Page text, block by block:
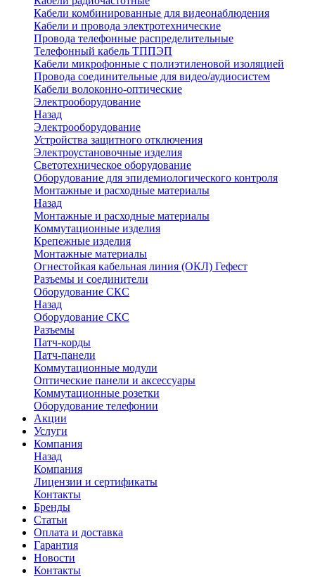
Кабели комбинированные для видеонаблюдения
Кабели и провода электротехнические
Провода телефонные распределительные
Телефонный кабель ТППЭП
Кабели микрофонные с полиэтиленовой изоляцией
Провода соединительные для видео/аудиосистем
Кабели волоконно-оптические
Электрооборудование
Назад
Электрооборудование
Устройства защитного отключения
Электроустановочные изделия
Светотехническое оборудование
Оборудование для эпидемиологического контроля
Монтажные и расходные материалы
Назад
Монтажные и расходные материалы
Коммутационные изделия
Крепежные изделия
Монтажные материалы
Огнестойкая кабельная линия (ОКЛ) Гефест
Разъемы и соединители
Оборудование СКС
Назад
Оборудование СКС
Разъемы
Патч-корды
Патч-панели
Коммутационные модули
Оптические панели и аксессуары
Коммутационные розетки
Оборудование телефонии
Акции
Услуги
Компания
Назад
Компания
Лицензии и сертификаты
Контакты
Бренды
Статьи
Оплата и доставка
Гарантия
Новости
Контакты